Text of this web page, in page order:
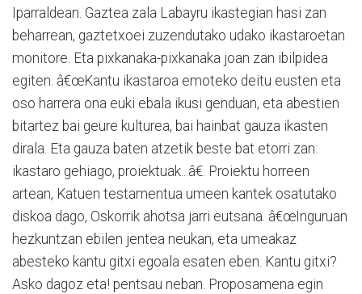
Iparraldean. Gaztea zala Labayru ikastegian hasi zan
beharrean, gaztetxoei zuzendutako udako ikastaroetan
monitore. Eta pixkanaka-pixkanaka joan zan ibilpidea
egiten. â€œKantu ikastaroa emoteko deitu eusten eta
oso harrera ona euki ebala ikusi genduan, eta abestien
bitartez bai geure kulturea, bai hainbat gauza ikasten
dirala. Eta gauza baten atzetik beste bat etorri zan:
ikastaro gehiago, proiektuak...â€. Proiektu horreen
artean, Katuen testamentua umeen kantek osatutako
diskoa dago, Oskorrik ahotsa jarri eutsana. â€œInguruan
hezkuntzan ebilen jentea neukan, eta umeakaz
abesteko kantu gitxi egoala esaten eben. Kantu gitxi?
Asko dagoz eta! pentsau neban. Proposamena egin